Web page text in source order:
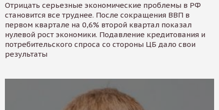
Отрицать серьезные экономические проблемы в РФ
становится все труднее. После сокращения ВВП в
первом квартале на 0,6% второй квартал показал
нулевой рост экономики. Подавление кредитования и
потребительского спроса со стороны ЦБ дало свои
результаты